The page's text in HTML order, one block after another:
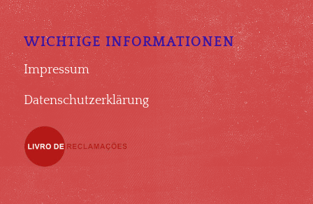
WICHTIGE INFORMATIONEN
Impressum
Datenschutzerklärung